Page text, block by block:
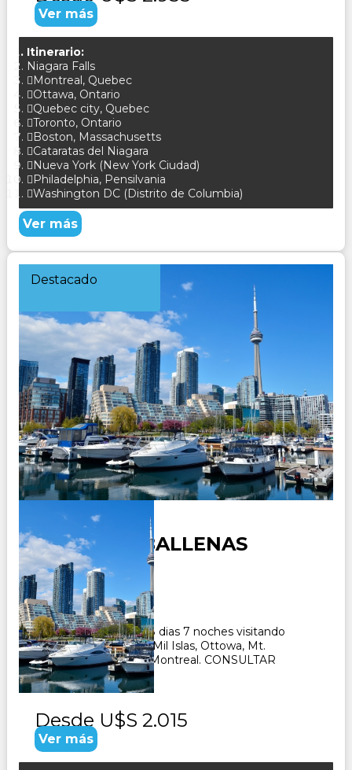
Ver más
Itinerario:
Niagara Falls
Montreal, Quebec
Ottawa, Ontario
Quebec city, Quebec
Toronto, Ontario
Boston, Massachusetts
Cataratas del Niagara
Nueva York (New York Ciudad)
Philadelphia, Pensilvania
Washington DC (Distrito de Columbia)
Ver más
Destacado
CANADA Y BALLENAS
Duración:
8Días7Noches
Paquete Turistico de 8 dias 7 noches visitando
Toronto, Niagara Falls, Mil Islas, Ottowa, Mt.
Tremblant, Quebec y Montreal. CONSULTAR
Desde U$S 2.015
Ver más